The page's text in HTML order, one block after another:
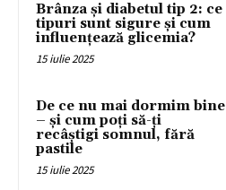
Brânza și diabetul tip 2: ce
tipuri sunt sigure și cum
influențează glicemia?
15 iulie 2025
De ce nu mai dormim bine
– și cum poți să-ți
recâștigi somnul, fără
pastile
15 iulie 2025